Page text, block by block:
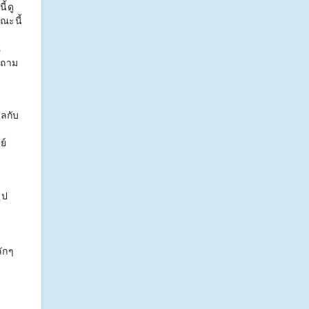
ดู
ณะนี้
าม
กับ
ๆ